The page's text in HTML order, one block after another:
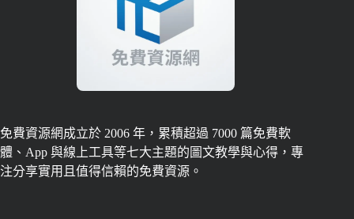
免費資源網成立於 2006 年，累積超過 7000 篇免費軟
體、App 與線上工具等七大主題的圖文教學與心得，專
注分享實用且值得信賴的免費資源。